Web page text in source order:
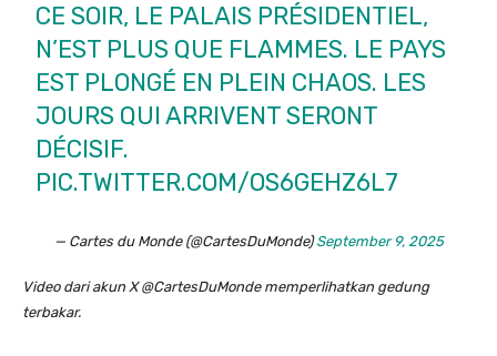
CE SOIR, LE PALAIS PRÉSIDENTIEL,
N’EST PLUS QUE FLAMMES. LE PAYS
EST PLONGÉ EN PLEIN CHAOS. LES
JOURS QUI ARRIVENT SERONT
DÉCISIF.
PIC.TWITTER.COM/OS6GEHZ6L7
— Cartes du Monde (@CartesDuMonde)September 9, 2025
Video dari akun X @CartesDuMonde memperlihatkan gedung
terbakar.